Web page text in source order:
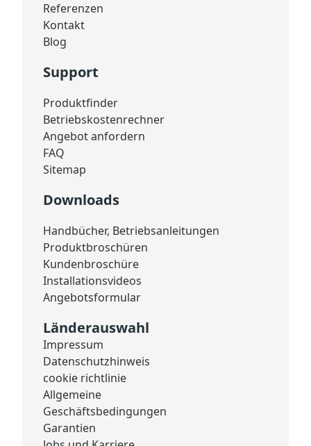
Referenzen
Kontakt
Blog
Support
Produktfinder
Betriebskostenrechner
Angebot anfordern
FAQ
Sitemap
Downloads
Handbücher, Betriebsanleitungen
Produktbroschüren
Kundenbroschüre
Installationsvideos
Angebotsformular
Länderauswahl
Impressum
Datenschutzhinweis
cookie richtlinie
Allgemeine
Geschäftsbedingungen
Garantien